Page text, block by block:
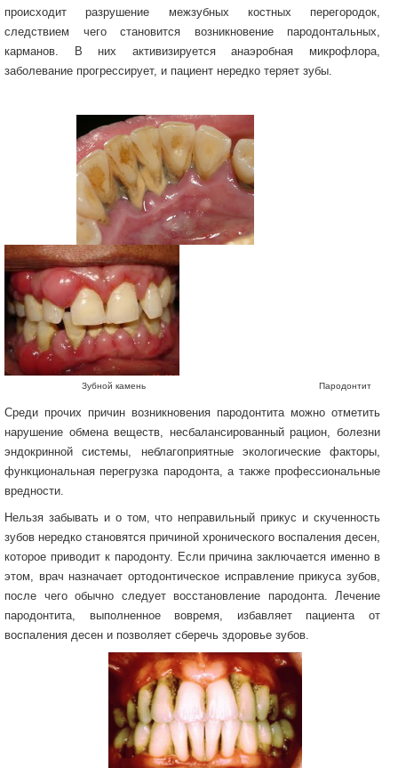
происходит разрушение межзубных костных перегородок,
следствием чего становится возникновение пародонтальных,
карманов. В них активизируется анаэробная микрофлора,
заболевание прогрессирует, и пациент нередко теряет зубы.
Зубной камень Пародонтит
Среди прочих причин возникновения пародонтита можно отметить
нарушение обмена веществ, несбалансированный рацион, болезни
эндокринной системы, неблагоприятные экологические факторы,
функциональная перегрузка пародонта, а также профессиональные
вредности.
Нельзя забывать и о том, что неправильный прикус и скученность
зубов нередко становятся причиной хронического воспаления десен,
которое приводит к пародонту. Если причина заключается именно в
этом, врач назначает ортодонтическое исправление прикуса зубов,
после чего обычно следует восстановление пародонта. Лечение
пародонтита, выполненное вовремя, избавляет пациента от
воспаления десен и позволяет сберечь здоровье зубов.